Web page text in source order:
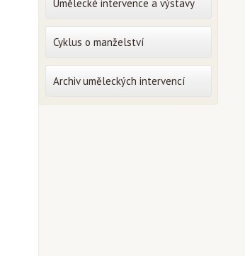
Umělecké intervence a výstavy
Cyklus o manželství
Archiv uměleckých intervencí